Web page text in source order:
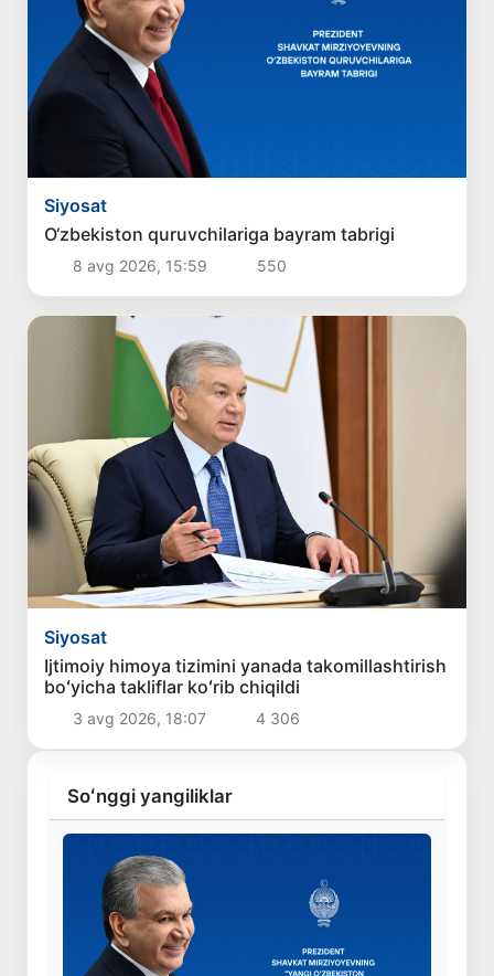
Siyosat
O‘zbekiston quruvchilariga bayram tabrigi
8 avg 2026, 15:59 550
Siyosat
Ijtimoiy himoya tizimini yanada takomillashtirish
boʻyicha takliflar koʻrib chiqildi
3 avg 2026, 18:07 4 306
Soʻnggi yangiliklar